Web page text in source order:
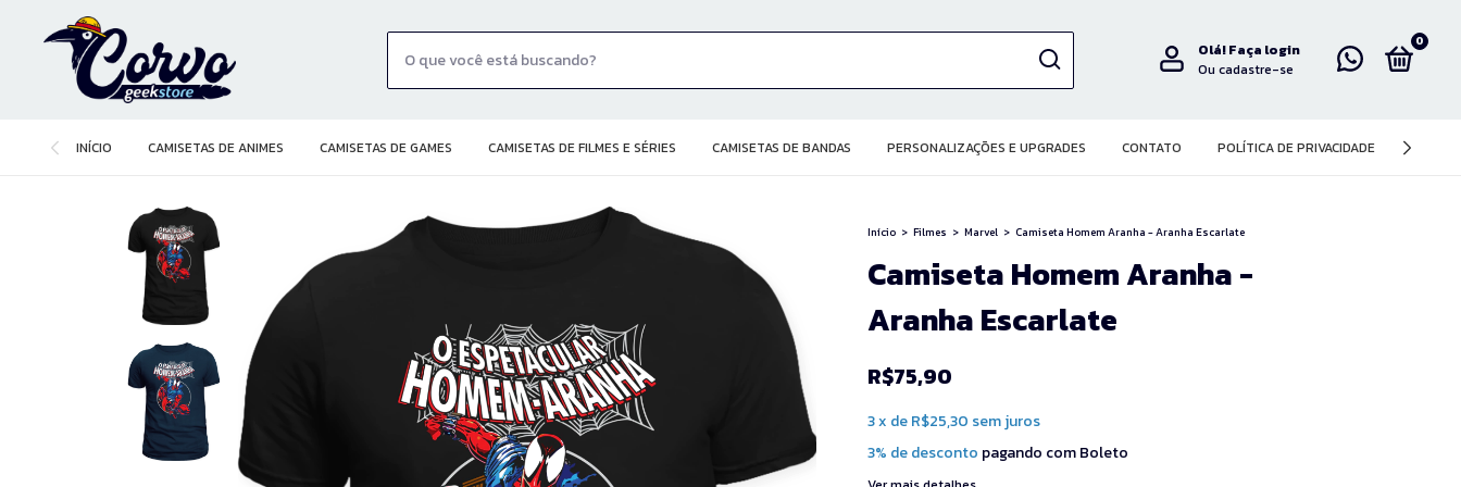
Olá!Faça login
Ou cadastre-se
0
INÍCIO CAMISETAS DE ANIMES CAMISETAS DE GAMES CAMISETAS DE FILMES E SÉRIES CAMISETAS DE BANDAS PERSONALIZAÇÕES E UPGRADES CONTATO POLÍTICA DE PRIVACIDADE
Início > Filmes > Marvel > Camiseta Homem Aranha - Aranha Escarlate
Camiseta Homem Aranha -
Aranha Escarlate
R$75,90
3x deR$25,30 sem juros
3% de desconto pagando com Boleto